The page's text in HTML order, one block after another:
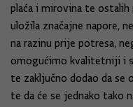
plaća i mirovina te
uložila značajne napore,
na razinu prije potresa,
omogućimo kvalitetniji i
te zaključno dodao da se
te da će se jednako tako